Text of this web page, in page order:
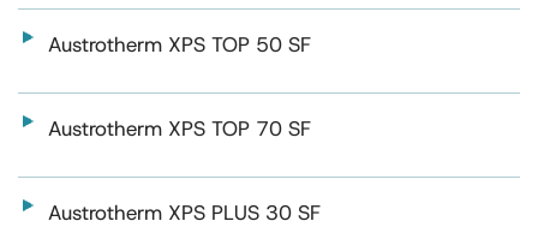
Austrotherm XPS TOP 50 SF
Austrotherm XPS TOP 70 SF
Austrotherm XPS PLUS 30 SF